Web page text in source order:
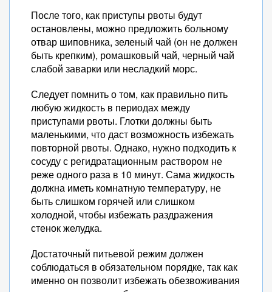
После того, как приступы рвоты будут
остановлены, можно предложить больному
отвар шиповника, зеленый чай (он не должен
быть крепким), ромашковый чай, черный чай
слабой заварки или несладкий морс.
Следует помнить о том, как правильно пить
любую жидкость в периодах между
приступами рвоты. Глотки должны быть
маленькими, что даст возможность избежать
повторной рвоты. Однако, нужно подходить к
сосуду с регидратационным раствором не
реже одного раза в 10 минут. Сама жидкость
должна иметь комнатную температуру, не
быть слишком горячей или слишком
холодной, чтобы избежать раздражения
стенок желудка.
Достаточный питьевой режим должен
соблюдаться в обязательном порядке, так как
именно он позволит избежать обезвоживания